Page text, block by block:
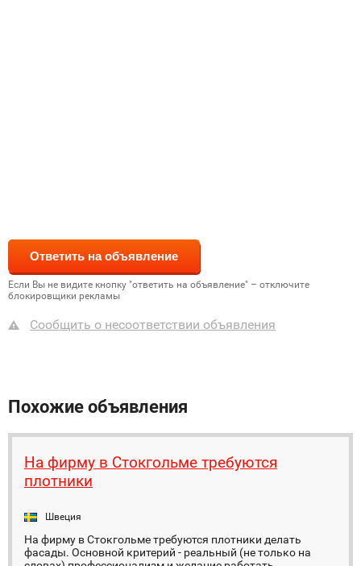
Если Вы не видите кнопку "ответить на объявление" – отключите
блокировщики рекламы
Сообщить о несоответствии объявления
Похожие объявления
На фирму в Стокгольме требуются
плотники
Швеция
На фирму в Стокгольме требуются плотники делать
фасады. Основной критерий - реальный (не только на